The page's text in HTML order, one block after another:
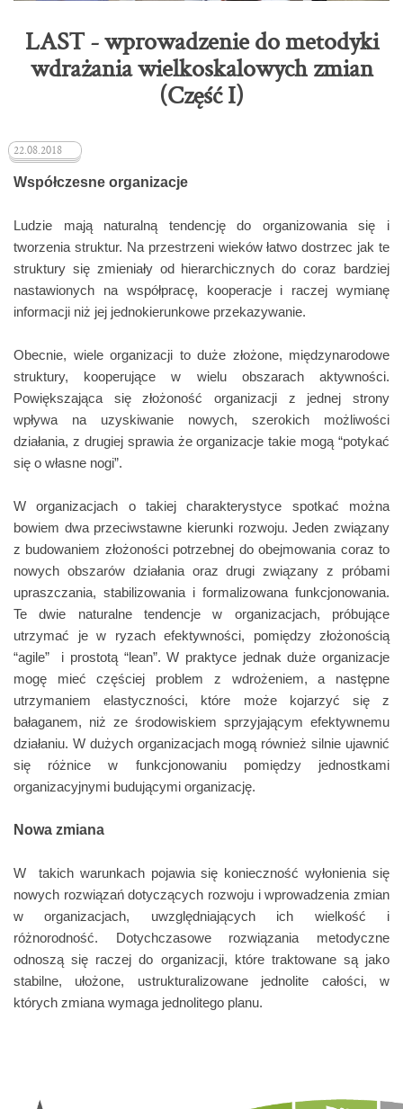
LAST - wprowadzenie do metodyki
wdrażania wielkoskalowych zmian
(Część I)
22.08.2018
Współczesne organizacje
Ludzie mają naturalną tendencję do organizowania się i
tworzenia struktur. Na przestrzeni wieków łatwo dostrzec jak te
struktury się zmieniały od hierarchicznych do coraz bardziej
nastawionych na współpracę, kooperacje i raczej wymianę
informacji niż jej jednokierunkowe przekazywanie.
Obecnie, wiele organizacji to duże złożone, międzynarodowe
struktury, kooperujące w wielu obszarach aktywności.
Powiększająca się złożoność organizacji z jednej strony
wpływa na uzyskiwanie nowych, szerokich możliwości
działania, z drugiej sprawia że organizacje takie mogą “potykać
się o własne nogi”.
W organizacjach o takiej charakterystyce spotkać można
bowiem dwa przeciwstawne kierunki rozwoju. Jeden związany
z budowaniem złożoności potrzebnej do obejmowania coraz to
nowych obszarów działania oraz drugi związany z próbami
upraszczania, stabilizowania i formalizowana funkcjonowania.
Te dwie naturalne tendencje w organizacjach, próbujące
utrzymać je w ryzach efektywności, pomiędzy złożonością
“agile” i prostotą “lean”. W praktyce jednak duże organizacje
mogę mieć częściej problem z wdrożeniem, a następne
utrzymaniem elastyczności, które może kojarzyć się z
bałaganem, niż ze środowiskiem sprzyjającym efektywnemu
działaniu. W dużych organizacjach mogą również silnie ujawnić
się różnice w funkcjonowaniu pomiędzy jednostkami
organizacyjnymi budującymi organizację.
Nowa zmiana
W takich warunkach pojawia się konieczność wyłonienia się
nowych rozwiązań dotyczących rozwoju i wprowadzenia zmian
w organizacjach, uwzględniających ich wielkość i
różnorodność.
Dotychczasowe rozwiązania metodyczne
odnoszą się raczej do organizacji, które traktowane są jako
stabilne, ułożone, ustrukturalizowane jednolite całości, w
których zmiana wymaga jednolitego planu.